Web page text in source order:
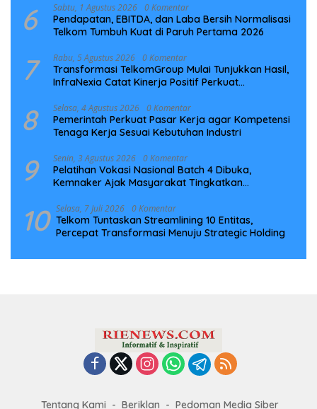
6 Sabtu, 1 Agustus 2026 0 Komentar
Pendapatan, EBITDA, dan Laba Bersih Normalisasi
Telkom Tumbuh Kuat di Paruh Pertama 2026
7 Rabu, 5 Agustus 2026 0 Komentar
Transformasi TelkomGroup Mulai Tunjukkan Hasil,
InfraNexia Catat Kinerja Positif Perkuat
8 Selasa, 4 Agustus 2026 0 Komentar
Pemerintah Perkuat Pasar Kerja agar Kompetensi
Tenaga Kerja Sesuai Kebutuhan Industri
9 Senin, 3 Agustus 2026 0 Komentar
Pelatihan Vokasi Nasional Batch 4 Dibuka,
Kemnaker Ajak Masyarakat Tingkatkan
10 Selasa, 7 Juli 2026 0 Komentar
Telkom Tuntaskan Streamlining 10 Entitas,
Percepat Transformasi Menuju Strategic Holding
Tentang Kami Beriklan Pedoman Media Siber